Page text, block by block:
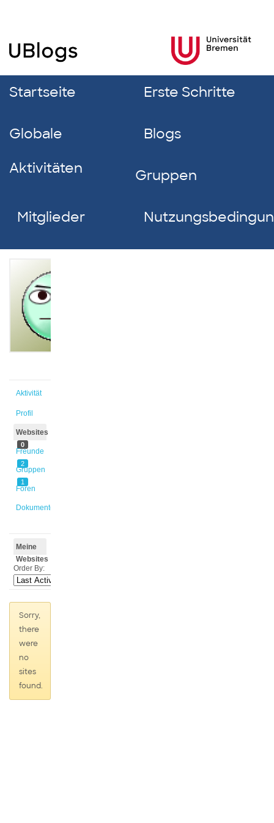
Startseite Erste Schritte
Globale
Aktivitäten
Blogs
Gruppen
Mitglieder
Aktivität
Profil
Websites
0
Freunde
2
Gruppen
1
Foren
Dokumente
Meine
Websites
Order By:
Sorry,
there
were
no
sites
found.